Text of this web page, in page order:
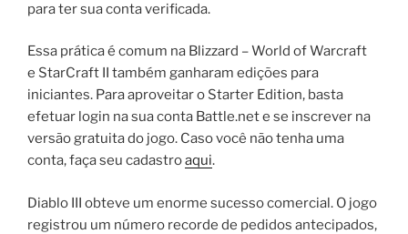
para ter sua conta verificada.
Essa prática é comum na Blizzard – World of Warcraft
e StarCraft II também ganharam edições para
iniciantes. Para aproveitar o Starter Edition, basta
efetuar login na sua conta Battle.net e se inscrever na
versão gratuita do jogo. Caso você não tenha uma
conta, faça seu cadastroaqui.
Diablo III obteve um enorme sucesso comercial. O jogo
registrou um número recorde de pedidos antecipados,